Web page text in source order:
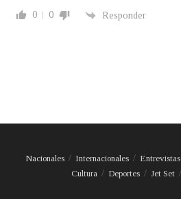
0 0 Responder
Nacionales Internacionales Entrevistas
Cultura
Deportes Jet Set